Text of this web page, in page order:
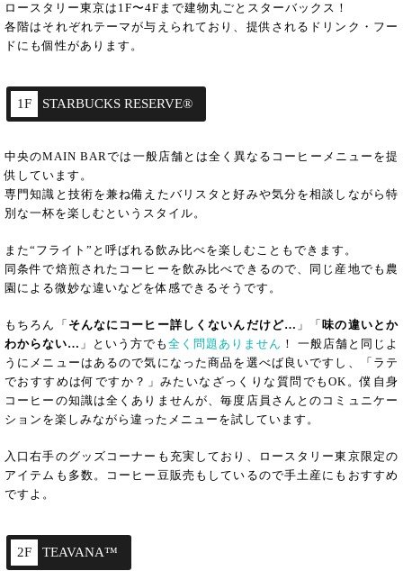
ロースタリー東京は1F〜4Fまで建物丸ごとスターバックス！
各階はそれぞれテーマが与えられており、提供されるドリンク・フー
ドにも個性があります。
1F STARBUCKS RESERVE®
中央のMAIN BARでは一般店舗とは全く異なるコーヒーメニューを提
供しています。
専門知識と技術を兼ね備えたバリスタと好みや気分を相談しながら特
別な一杯を楽しむというスタイル。
また“フライト”と呼ばれる飲み比べを楽しむこともできます。
同条件で焙煎されたコーヒーを飲み比べできるので、同じ産地でも農
園による微妙な違いなどを体感できるそうです。
もちろん「 そんなにコーヒー詳しくないんだけど… 」「味の違いとか
わからない… 」という方でも 全く問題ありません ！ 一般店舗と同じよ
うにメニューはあるので気になった商品を選べば良いですし、「ラテ
でおすすめは何ですか？」みたいなざっくりな質問でもOK。僕自身
コーヒーの知識は全くありませんが、毎度店員さんとのコミュニケー
ションを楽しみながら違ったメニューを試しています。
入口右手のグッズコーナーも充実しており、ロースタリー東京限定の
アイテムも多数。コーヒー豆販売もしているので手土産にもおすすめ
ですよ。
2F TEAVANA™